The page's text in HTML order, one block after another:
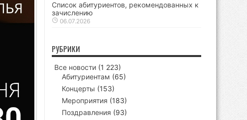
Список абитуриентов, рекомендованных к
зачислению
06.07.2026
РУБРИКИ
Все новости (1 223)
Абитуриентам (65)
Концерты (153)
Мероприятия (183)
Поздравления (93)